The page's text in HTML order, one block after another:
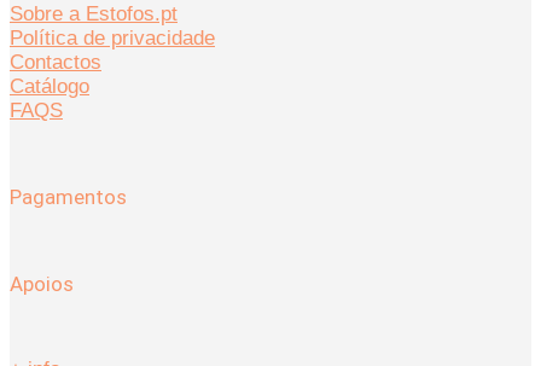
Sobre a Estofos.pt
Política de privacidade
Contactos
Catálogo
FAQS
Pagamentos
Apoios